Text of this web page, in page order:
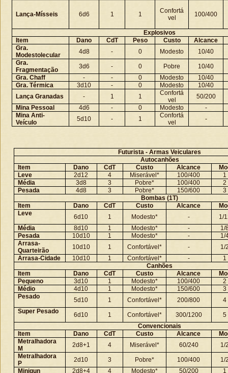
Lança-Mísseis 6d6 1 1
Confortá
vel
100/400
Explosivos
Item
Dano CdT Peso Custo
Alcance
Gra.
Modestolecular
4d8 - 0 Modesto
10/40
Gra.
Fragmentação
3d6 - 0 Pobre
10/40
Gra. Chaff
- - 0 Modesto
10/40
Gra. Térmica
3d10 - 0 Modesto
10/40
Lança Granadas
- 1 1
Confortá
vel
50/200
Mina Pessoal
4d6 - 0 Modesto
-
Mina Anti-
Veículo
5d10 - 1
Confortá
vel
-
Futurista - Armas Veiculares
Autocanhões
Item
Dano CdT Custo Alcance
Leve
2d12 4 Miserável* 100/400
1
Média
3d8 3 Pobre* 100/400
2
Pesada
4d8 3 Pobre* 150/600
3
Bombas (1T)
Item
Dano CdT Custo Alcance
Leve
6d10 1 Modesto* -
1/
Média
8d10 1 Modesto* -
1/
Pesada
10d10 1 Modesto* -
1/
Arrasa-
Quarteirão
10d10 1 Confortável* -
1/
Arrasa-Cidade
10d10 1 Confortável* -
1
Canhões
Item
Dano CdT Custo Alcance
Pequeno
3d10 1 Modesto* 100/400
2
Médio
4d10 1 Modesto* 150/600
3
Pesado
5d10 1 Confortável* 200/800
4
Super Pesado
6d10 1 Confortável* 300/1200
5
Convencionais
Item
Dano CdT Custo Alcance
Metralhadora
M
2d8+1 4 Miserável* 60/240
1/
Metralhadora
P
2d10 3 Pobre* 100/400
1/
Minigun
2d8+4 4 Modesto* 50/200 1